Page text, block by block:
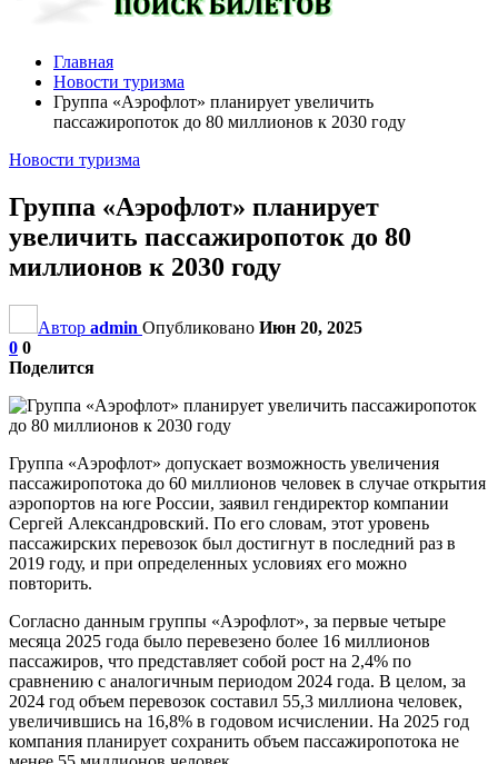
Главная
Новости туризма
Группа «Аэрофлот» планирует увеличить
пассажиропоток до 80 миллионов к 2030 году
Новости туризма
Группа «Аэрофлот» планирует
увеличить пассажиропоток до 80
миллионов к 2030 году
Автор admin Опубликовано Июн 20, 2025
0 0
Поделится
Группа «Аэрофлот» допускает возможность увеличения
пассажиропотока до 60 миллионов человек в случае открытия
аэропортов на юге России, заявил гендиректор компании
Сергей Александровский. По его словам, этот уровень
пассажирских перевозок был достигнут в последний раз в
2019 году, и при определенных условиях его можно
повторить.
Согласно данным группы «Аэрофлот», за первые четыре
месяца 2025 года было перевезено более 16 миллионов
пассажиров, что представляет собой рост на 2,4% по
сравнению с аналогичным периодом 2024 года. В целом, за
2024 год объем перевозок составил 55,3 миллиона человек,
увеличившись на 16,8% в годовом исчислении. На 2025 год
компания планирует сохранить объем пассажиропотока не